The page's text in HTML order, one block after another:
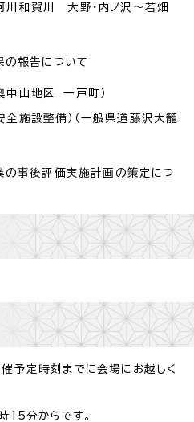
川和賀川 大野・内ノ沢～若畑
報告について
中山地区 一戸町）
施設整備）（一般県道藤沢大籠
事後評価実施計画の策定につ
予定時刻までに会場にお越しく
15分からです。